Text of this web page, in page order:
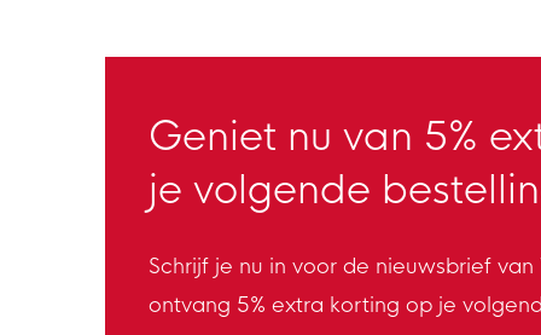
Geniet nu van 5%
je volgende
Schrijf je nu in voor de nieuwsbrief
ontvang 5% extra korting op je